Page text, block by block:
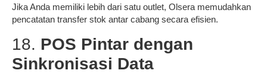
Jika Anda memiliki lebih dari satu outlet, Olsera memudahkan
pencatatan transfer stok antar cabang secara efisien.
18. POS Pintar dengan
Sinkronisasi Data